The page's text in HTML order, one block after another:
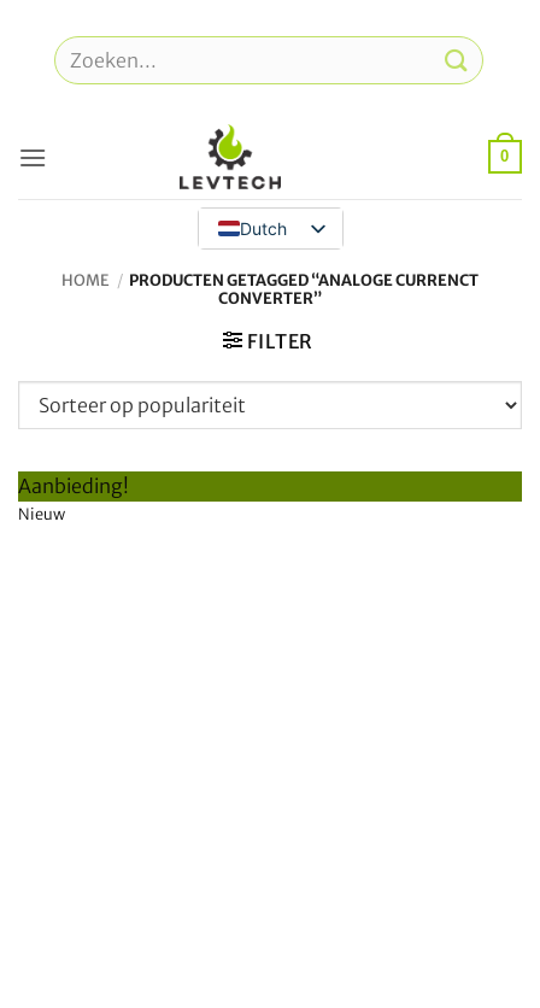
inhoud
Zoeken
naar:
0
Dutch
HOME / PRODUCTEN GETAGGED “ANALOGE CURRENCT
CONVERTER”
FILTER
Aanbieding!
Nieuw